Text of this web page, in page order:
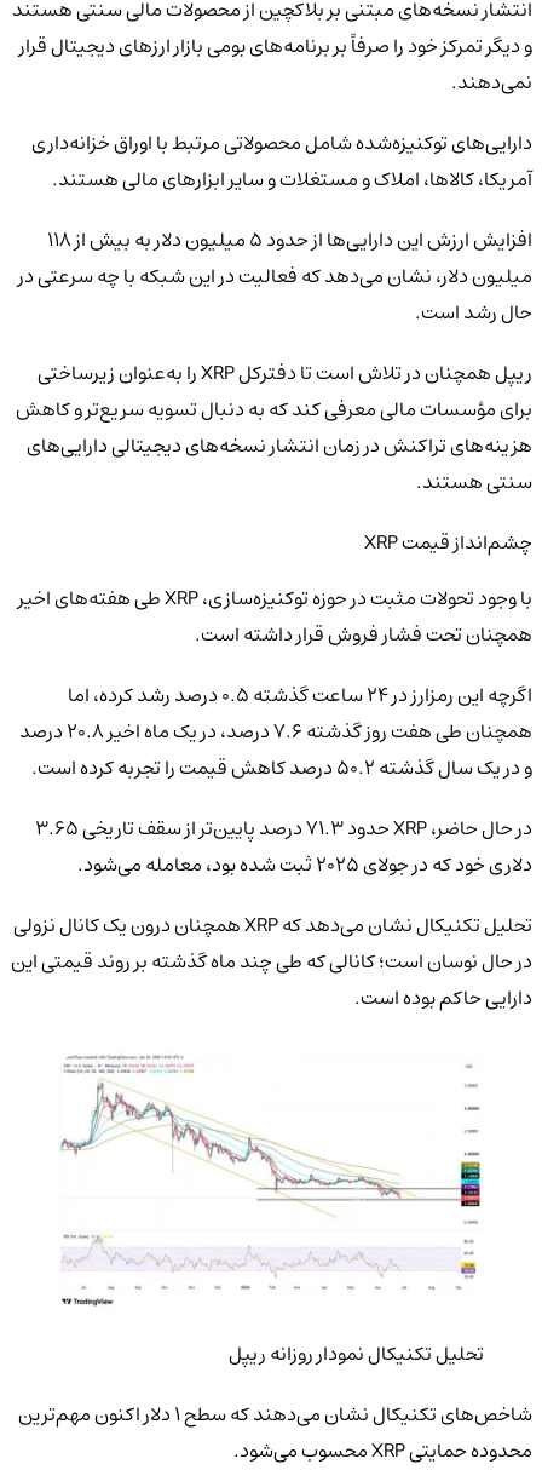
انتشار نسخه‌های مبتنی بر بلاکچین از محصولات مالی سنتی هستند
و دیگر تمرکز خود را صرفاً بر برنامه‌های بومی بازار ارزهای دیجیتال قرار
نمی‌دهند.
دارایی‌های توکنیزه‌شده شامل محصولاتی مرتبط با اوراق خزانه‌داری
آمریکا، کالاها، املاک و مستغلات و سایر ابزارهای مالی هستند.
افزایش ارزش این دارایی‌ها از حدود ۵ میلیون دلار به بیش از ۱۱۸
میلیون دلار، نشان می‌دهد که فعالیت در این شبکه با چه سرعتی در
حال رشد است.
ریپل همچنان در تلاش است تا دفترکل XRP را به‌عنوان زیرساختی
برای مؤسسات مالی معرفی کند که به دنبال تسویه سریع‌تر و کاهش
هزینه‌های تراکنش در زمان انتشار نسخه‌های دیجیتالی دارایی‌های
سنتی هستند.
چشم‌انداز قیمت XRP
با وجود تحولات مثبت در حوزه توکنیزه‌سازی، XRP طی هفته‌های اخیر
همچنان تحت فشار فروش قرار داشته است.
اگرچه این رمزارز در ۲۴ ساعت گذشته ۰.۵ درصد رشد کرده، اما
همچنان طی هفت روز گذشته ۷.۶ درصد، در یک ماه اخیر ۲۰.۸ درصد
و در یک سال گذشته ۵۰.۲ درصد کاهش قیمت را تجربه کرده است.
در حال حاضر، XRP حدود ۷۱.۳ درصد پایین‌تر از سقف تاریخی ۳.۶۵
دلاری خود که در جولای ۲۰۲۵ ثبت شده بود، معامله می‌شود.
تحلیل تکنیکال نشان می‌دهد که XRP همچنان درون یک کانال نزولی
در حال نوسان است؛ کانالی که طی چند ماه گذشته بر روند قیمتی این
دارایی حاکم بوده است.
تحلیل تکنیکال نمودار روزانه ریپل
شاخص‌های تکنیکال نشان می‌دهند که سطح ۱ دلار اکنون مهم‌ترین
محدوده حمایتی XRP محسوب می‌شود.